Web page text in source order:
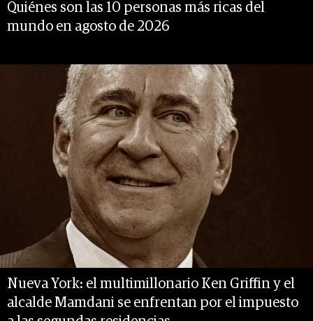
Quiénes son las 10 personas más ricas del
mundo en agosto de 2026
Nueva York: el multimillonario Ken Griffin y el
alcalde Mamdani se enfrentan por el impuesto